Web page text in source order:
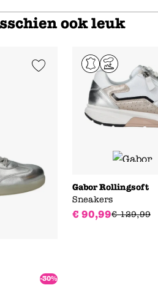
ook leuk
Add to Wishlist
-30%
Gabor Rollingsoft
Sneakers
€ 90,99€ 129,99